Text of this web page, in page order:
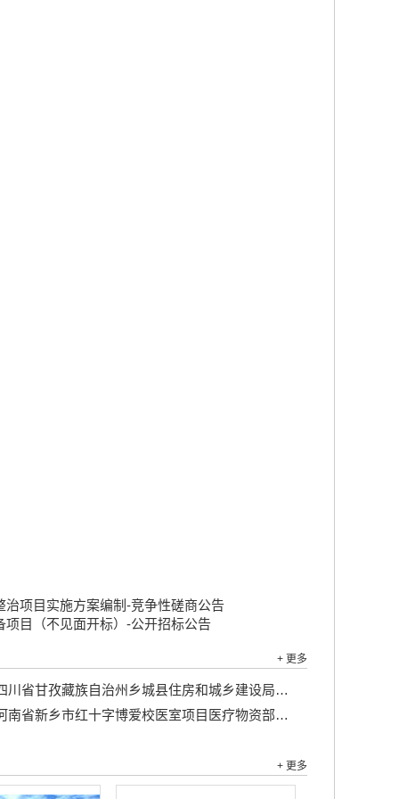
项目实施方案编制-竞争性磋商公告
目（不见面开标）-公开招标公告
+ 更多
省甘孜藏族自治州乡城县住房和城乡建设局乡城县城区主街巷环境整治及绿地配套工程竞争性磋商公告...
南省新乡市红十字博爱校医室项目医疗物资部分...
+ 更多